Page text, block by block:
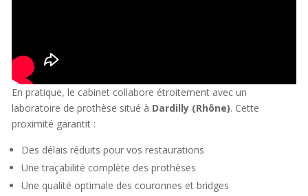
En pratique, le cabinet collabore étroitement avec un
laboratoire de prothèse situé à Dardilly (Rhône). Cette
proximité garantit :
Des délais réduits pour vos restaurations
Une traçabilité complète des prothèses
Une qualité optimale des couronnes et bridges